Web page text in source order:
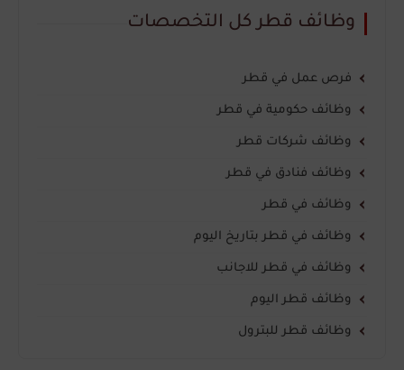
وظائف قطر كل التخصصات
فرص عمل في قطر
وظائف حكومية في قطر
وظائف شركات قطر
وظائف فنادق في قطر
وظائف في قطر
وظائف في قطر بتاريخ اليوم
وظائف في قطر للاجانب
وظائف قطر اليوم
وظائف قطر للبترول